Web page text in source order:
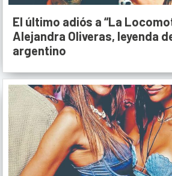
El último adiós a “La
Alejandra Oliveras, leyenda
argentino